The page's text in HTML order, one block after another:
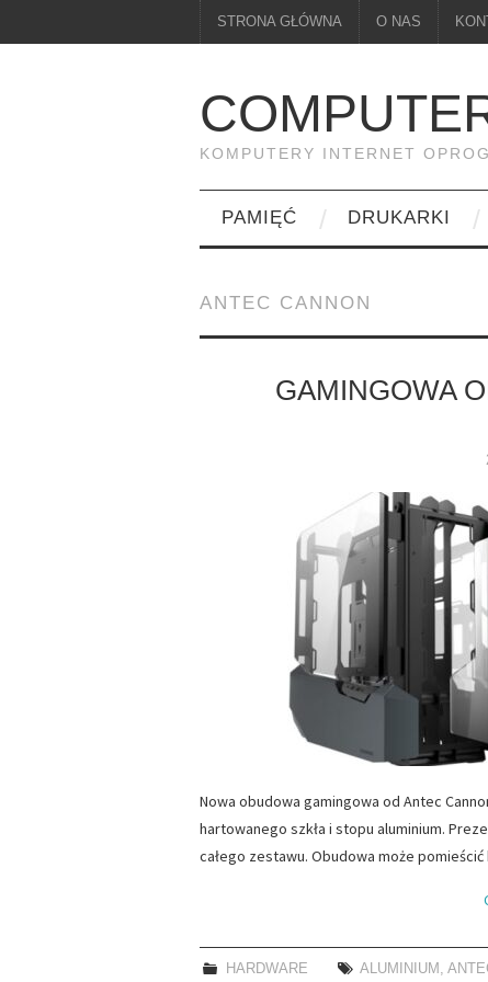
STRONA GŁÓWNA O NAS
KOMPUTERY INTERNET
PAMIĘĆ DRUKARKI
ANTEC CANNON
GAMINGOWA
Nowa obudowa gamingowa od Antec
hartowanego szkła i stopu aluminium.
całego zestawu. Obudowa może
HARDWARE ALUMINIUM ,